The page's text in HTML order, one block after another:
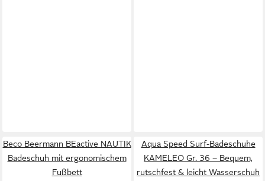
Beco Beermann BEactive NAUTIK
Badeschuh mit ergonomischem
Fußbett
Aqua Speed Surf-Badeschuhe
KAMELEO Gr. 36 – Bequem,
rutschfest & leicht Wasserschuh